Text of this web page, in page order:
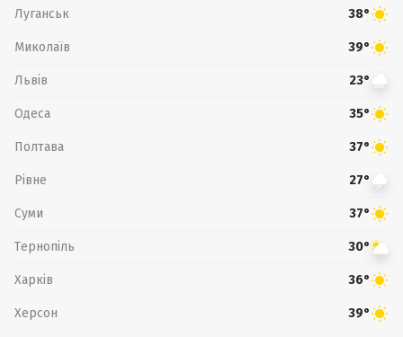
Луганськ 38°
Миколаїв 39°
Львів 23°
Одеса 35°
Полтава 37°
Рівне 27°
Суми 37°
Тернопіль 30°
Харків 36°
Херсон 39°